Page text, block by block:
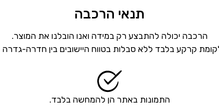
תנאי הרכבה
הרכבה יכולה להתבצע רק במידה ואנו הובלנו את המוצר.
קרקע בלבד ללא סבלות בטווח היישובים בין חדרה-
התמונות באתר הן להמחשה בלבד.